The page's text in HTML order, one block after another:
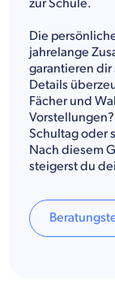
zur Schule.
Die
jahrelange
garantieren
Details
Fächer und
Schultag oder
Nach diesem
steigerst du